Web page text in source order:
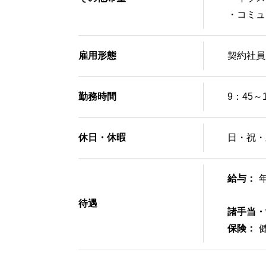
・コミ
雇用形態 契
勤務時間 9：45
休日・休暇 日・祝
待遇
給与：
諸手当
保険：